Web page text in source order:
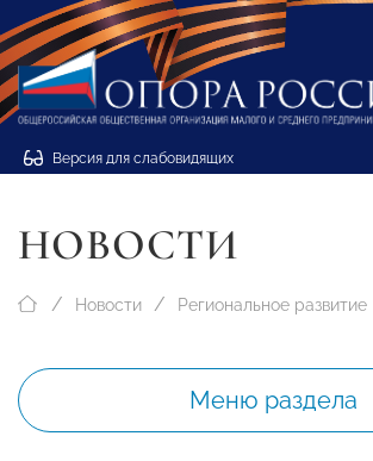
Версия для слабовидящих
НОВОСТИ
Новости Региональное развитие
Меню раздела